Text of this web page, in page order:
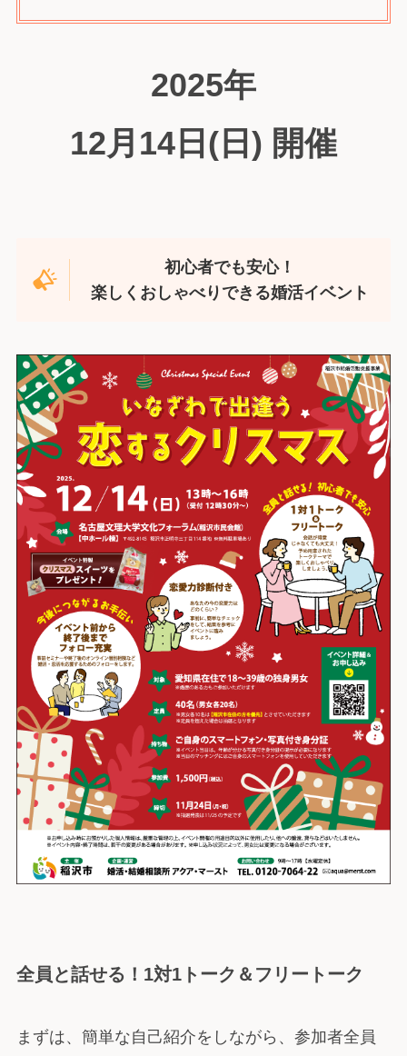
2025年
12月14日(日) 開催
初心者でも安心！
楽しくおしゃべりできる婚活イベント
全員と話せる！1対1トーク ＆フリートーク
まずは、簡単な自己紹介をしながら、参加者全員